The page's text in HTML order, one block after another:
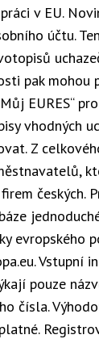
v EU.
účtu.
pak
EURES“
vhodných
Z
českých.
evropského
Vstupní
pouze
čísla.